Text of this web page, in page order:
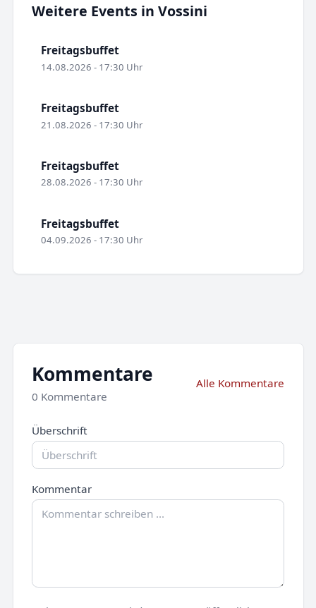
Weitere Events in Vossini
Freitagsbuffet
14.08.2026 - 17:30 Uhr
Freitagsbuffet
21.08.2026 - 17:30 Uhr
Freitagsbuffet
28.08.2026 - 17:30 Uhr
Freitagsbuffet
04.09.2026 - 17:30 Uhr
Kommentare
0 Kommentare
Alle Kommentare
Überschrift
Kommentar